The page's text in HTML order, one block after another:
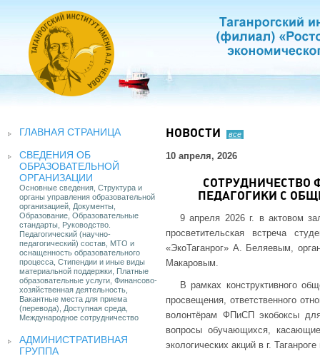
ГЛАВНАЯ СТРАНИЦА
СВЕДЕНИЯ ОБ
ОБРАЗОВАТЕЛЬНОЙ
ОРГАНИЗАЦИИ
Основные сведения, Структура и
органы управления образовательной
организацией, Документы,
Образование, Образовательные
стандарты, Руководство.
Педагогический (научно-
педагогический) состав, МТО и
оснащенность образовательного
процесса, Стипендии и иные виды
материальной поддержки, Платные
образовательные услуги, Финансово-
хозяйственная деятельность,
Вакантные места для приема
(перевода), Доступная среда,
Международное сотрудничество
АДМИНИСТРАТИВНАЯ
ГРУППА
НОВОСТИ все
10 апреля, 2026
СОТРУДНИЧЕСТВО
ПЕДАГОГИКИ С
9 апреля 2026 г. в актовом
просветительская встреча
«ЭкоТаганрог» А. Беляевым,
Макаровым.
В рамках конструктивного
просвещения, ответственного
волонтёрам ФПиСП экобоксы
вопросы обучающихся,
экологических акций в г.